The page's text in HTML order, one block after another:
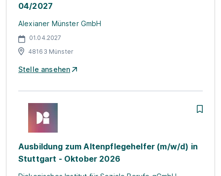
04/2027
Alexianer Münster GmbH
01.04.2027
48163 Münster
Stelle ansehen
Ausbildung zum Altenpflegehelfer (m/w/d) in
Stuttgart - Oktober 2026